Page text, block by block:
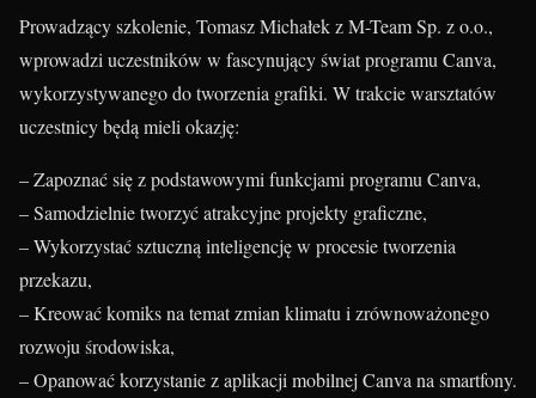
Prowadzący szkolenie, Tomasz Michałek z M-Team Sp. z o.o.,
wprowadzi uczestników w fascynujący świat programu Canva,
wykorzystywanego do tworzenia grafiki. W trakcie warsztatów
uczestnicy będą mieli okazję:
– Zapoznać się z podstawowymi funkcjami programu Canva,
– Samodzielnie tworzyć atrakcyjne projekty graficzne,
– Wykorzystać sztuczną inteligencję w procesie tworzenia
przekazu,
– Kreować komiks na temat zmian klimatu i zrównoważonego
rozwoju środowiska,
– Opanować korzystanie z aplikacji mobilnej Canva na smartfony.